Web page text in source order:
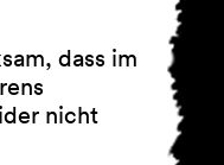
dass im
nicht